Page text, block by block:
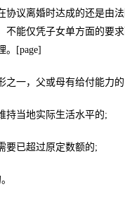
协议离婚时达成的还是由
不能仅凭子女单方面的要
。[page]
之一，父或母有给付能力
持当地实际生活水平的;
要已超过原定数额的;